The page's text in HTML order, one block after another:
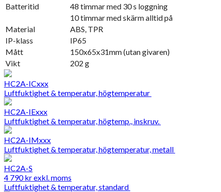
Batteritid
48 timmar med 30 s loggning
10 timmar med skärm alltid på
Material
ABS, TPR
IP-klass
IP65
Mått
150x65x31mm (utan givaren)
Vikt
202 g
HC2A-ICxxx
Luftfuktighet & temperatur, högtemperatur
HC2A-IExxx
Luftfuktighet & temperatur, högtemp., inskruv.
HC2A-IMxxx
Luftfuktighet & temperatur, högtemperatur, metall
HC2A-S
4 790krexkl. moms
Luftfuktighet & temperatur, standard